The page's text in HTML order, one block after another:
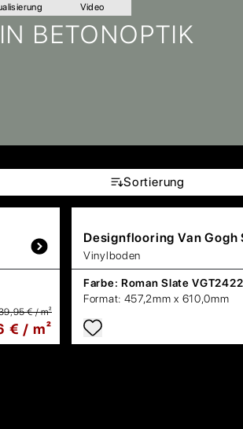
Video
BETONOPTIK
Sortierung
€ / m²
€ / m²
Designflooring Van Gogh
Vinylboden
Farbe: Roman Slate VGT2422
Format: 457,2mm x 610,0mm